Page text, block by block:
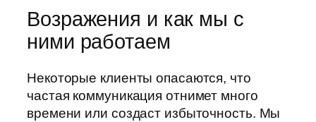
Возражения и как мы с
ними работаем
Некоторые клиенты опасаются, что
частая коммуникация отнимет много
времени или создаст избыточность. Мы